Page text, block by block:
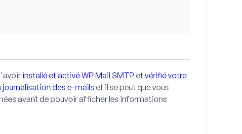
installé et activé WP Mail SMTP etvérifié votre
journalisation des e-mailset il se peut que vous
avant de pouvoir afficher les informations